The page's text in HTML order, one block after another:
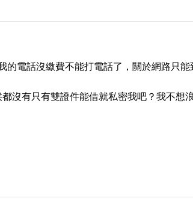
的電話沒繳費不能打電話了，關於網路只能
沒有只有雙證件能借就私密我吧？我不想